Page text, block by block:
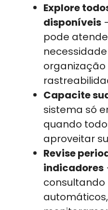
Explore
disponíveis
pode
Capacite
sistema só
quando
aproveitar
Revise
indicadores
consultando